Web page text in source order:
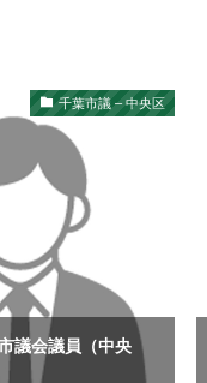
千葉市議 – 中央区
議会議員（中央